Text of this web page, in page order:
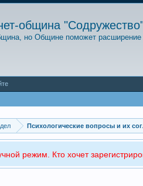
община
но Общине поможет расширение
Психологические вопросы и их
режим. Кто хочет